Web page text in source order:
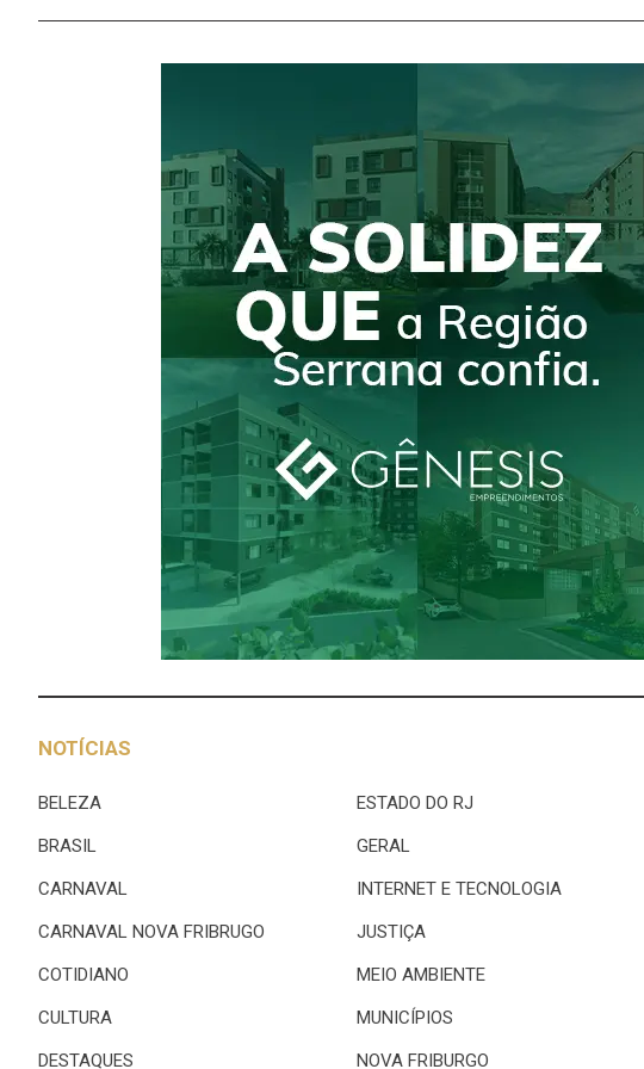
NOTÍCIAS
BELEZA
BRASIL
CARNAVAL
CARNAVAL NOVA FRIBRUGO
COTIDIANO
CULTURA
DESTAQUES
ESTADO DO RJ
GERAL
INTERNET E TECNOLOGIA
JUSTIÇA
MEIO AMBIENTE
MUNICÍPIOS
NOVA FRIBURGO